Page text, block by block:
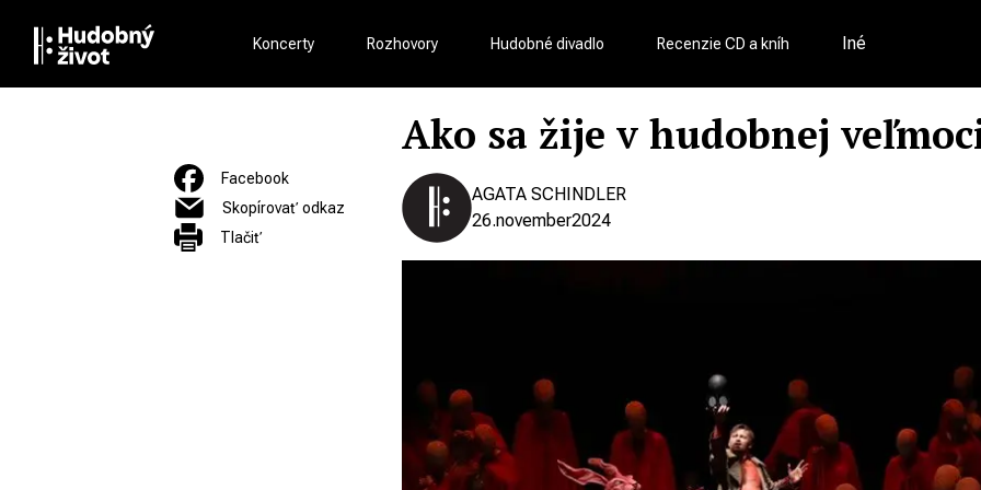
Koncerty Rozhovory Hudobné divadlo Recenzie CD a kníh Iné
Ako sa žije v hudobnej
Facebook
Skopírovať odkaz
Tlačiť
AGATA SCHINDLER
26.november2024